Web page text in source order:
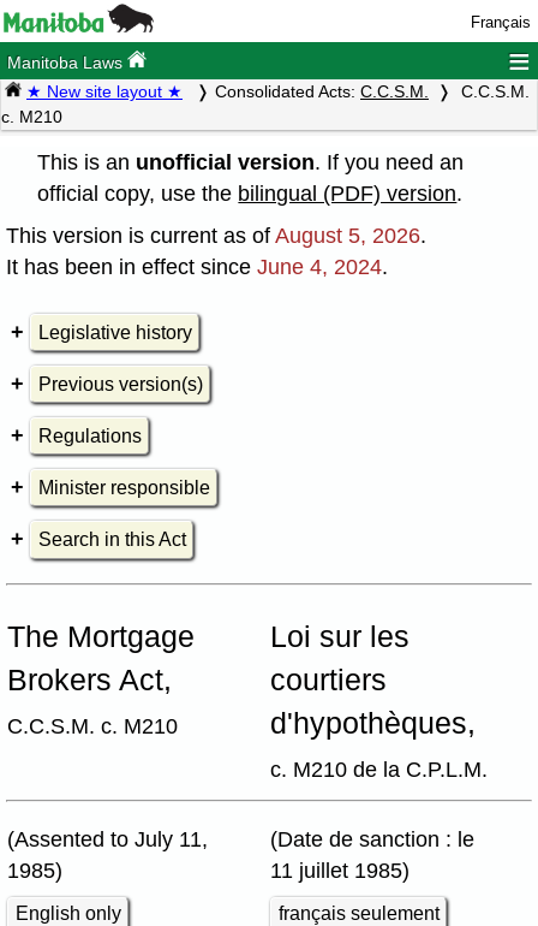
Français
Manitoba Laws ≡
★ New site layout ★ Consolidated Acts: C.C.S.M.
C.C.S.M.
c. M210
This is an unofficial version. If you need an
official copy, use the bilingual (PDF) version.
This version is current as of August 5, 2026.
It has been in effect since June 4, 2024.
Legislative history
Previous version(s)
Regulations
Minister responsible
Search in this Act
The Mortgage
Brokers Act,
C.C.S.M. c. M210
Loi sur les
courtiers
d'hypothèques,
c. M210 de la C.P.L.M.
(Assented to July 11,
1985)
(Date de sanction : le
11 juillet 1985)
English only
français seulement